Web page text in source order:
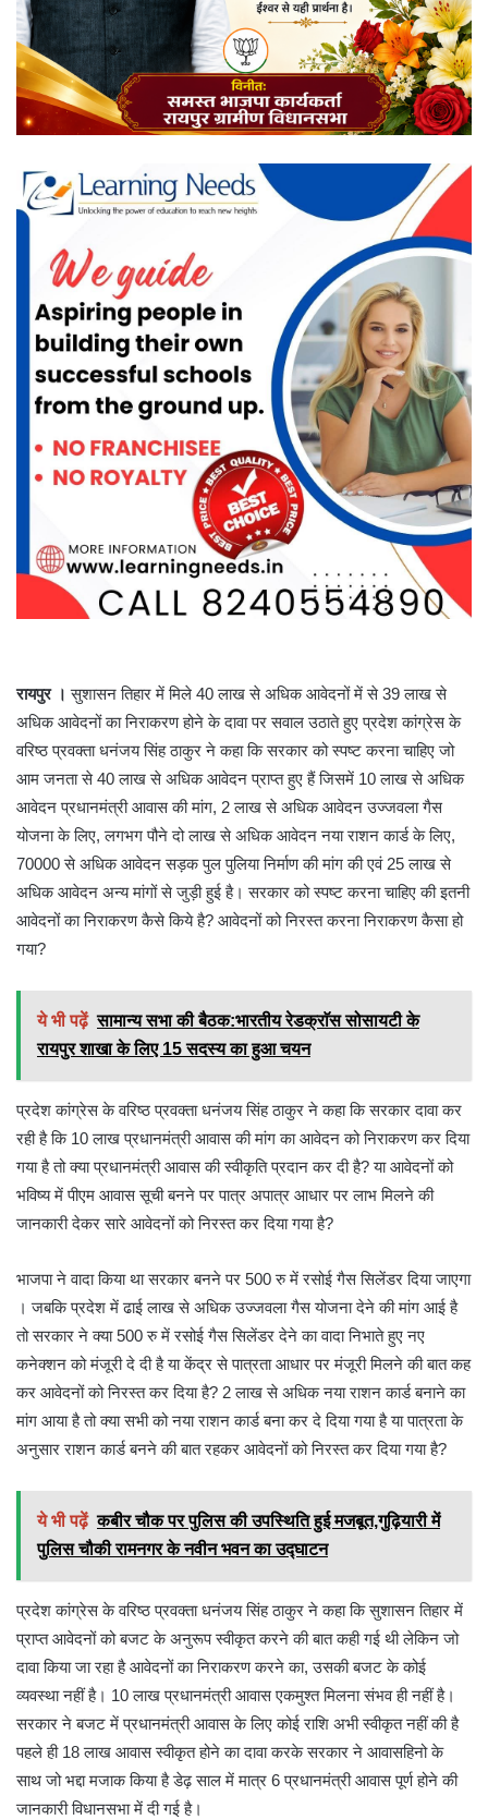
रायपुर । सुशासन तिहार में मिले 40 लाख से अधिक आवेदनों में से 39 लाख से
अधिक आवेदनों का निराकरण होने के दावा पर सवाल उठाते हुए प्रदेश कांग्रेस के
वरिष्ठ प्रवक्ता धनंजय सिंह ठाकुर ने कहा कि सरकार को स्पष्ट करना चाहिए जो
आम जनता से 40 लाख से अधिक आवेदन प्राप्त हुए हैं जिसमें 10 लाख से अधिक
आवेदन प्रधानमंत्री आवास की मांग, 2 लाख से अधिक आवेदन उज्जवला गैस
योजना के लिए, लगभग पौने दो लाख से अधिक आवेदन नया राशन कार्ड के लिए,
70000 से अधिक आवेदन सड़क पुल पुलिया निर्माण की मांग की एवं 25 लाख से
अधिक आवेदन अन्य मांगों से जुड़ी हुई है। सरकार को स्पष्ट करना चाहिए की इतनी
आवेदनों का निराकरण कैसे किये है? आवेदनों को निरस्त करना निराकरण कैसा हो
गया?
ये भी पढ़ें सामान्य सभा की बैठक:भारतीय रेडक्राॅस सोसायटी के
रायपुर शाखा के लिए 15 सदस्य का हुआ चयन
प्रदेश कांग्रेस के वरिष्ठ प्रवक्ता धनंजय सिंह ठाकुर ने कहा कि सरकार दावा कर
रही है कि 10 लाख प्रधानमंत्री आवास की मांग का आवेदन को निराकरण कर दिया
गया है तो क्या प्रधानमंत्री आवास की स्वीकृति प्रदान कर दी है? या आवेदनों को
भविष्य में पीएम आवास सूची बनने पर पात्र अपात्र आधार पर लाभ मिलने की
जानकारी देकर सारे आवेदनों को निरस्त कर दिया गया है?
भाजपा ने वादा किया था सरकार बनने पर 500 रु में रसोई गैस सिलेंडर दिया जाएगा
। जबकि प्रदेश में ढाई लाख से अधिक उज्जवला गैस योजना देने की मांग आई है
तो सरकार ने क्या 500 रु में रसोई गैस सिलेंडर देने का वादा निभाते हुए नए
कनेक्शन को मंजूरी दे दी है या केंद्र से पात्रता आधार पर मंजूरी मिलने की बात कह
कर आवेदनों को निरस्त कर दिया है? 2 लाख से अधिक नया राशन कार्ड बनाने का
मांग आया है तो क्या सभी को नया राशन कार्ड बना कर दे दिया गया है या पात्रता के
अनुसार राशन कार्ड बनने की बात रहकर आवेदनों को निरस्त कर दिया गया है?
ये भी पढ़ें कबीर चौक पर पुलिस की उपस्थिति हुई मजबूत,गुढ़ियारी में
पुलिस चौकी रामनगर के नवीन भवन का उद्घाटन
प्रदेश कांग्रेस के वरिष्ठ प्रवक्ता धनंजय सिंह ठाकुर ने कहा कि सुशासन तिहार में
प्राप्त आवेदनों को बजट के अनुरूप स्वीकृत करने की बात कही गई थी लेकिन जो
दावा किया जा रहा है आवेदनों का निराकरण करने का, उसकी बजट के कोई
व्यवस्था नहीं है। 10 लाख प्रधानमंत्री आवास एकमुश्त मिलना संभव ही नहीं है।
सरकार ने बजट में प्रधानमंत्री आवास के लिए कोई राशि अभी स्वीकृत नहीं की है
पहले ही 18 लाख आवास स्वीकृत होने का दावा करके सरकार ने आवासहिनो के
साथ जो भद्दा मजाक किया है डेढ़ साल में मात्र 6 प्रधानमंत्री आवास पूर्ण होने की
जानकारी विधानसभा में दी गई है।